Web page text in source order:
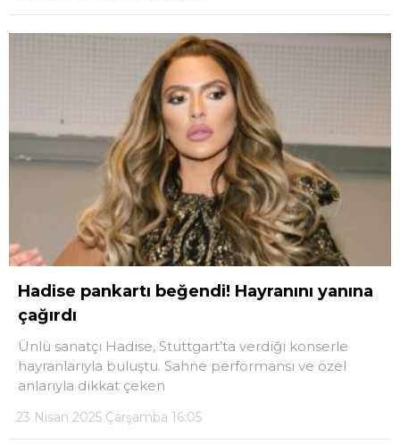
TikTok
LinkedIn
Telegram
Hadise pankartı beğendi! Hayranını yanına
çağırdı
Ünlü sanatçı Hadise, Stuttgart’ta verdiği konserle
hayranlarıyla buluştu. Sahne performansı ve özel
anlarıyla dikkat çeken
23 Nisan 2025 Çarşamba 16:05